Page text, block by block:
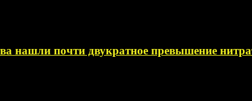
нашли почти двукратное превышение